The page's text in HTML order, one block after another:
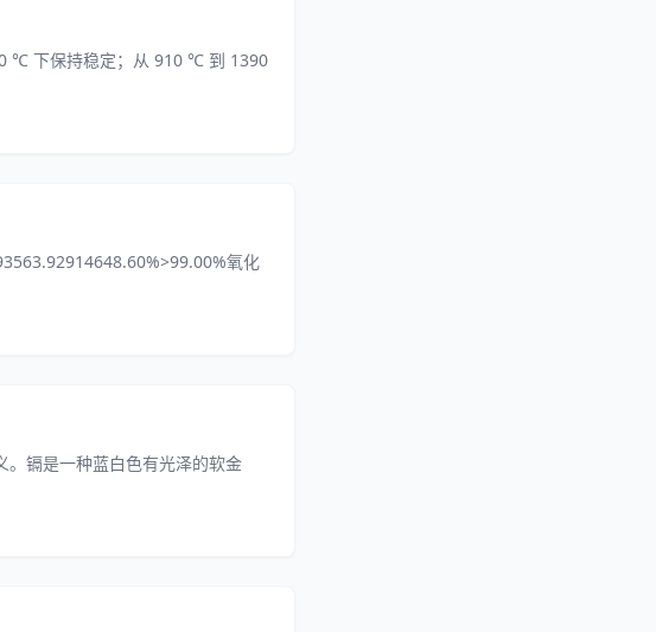
℃ 下保持稳定；从 910 ℃ 到 1390
氧化
镉是一种蓝白色有光泽的软金